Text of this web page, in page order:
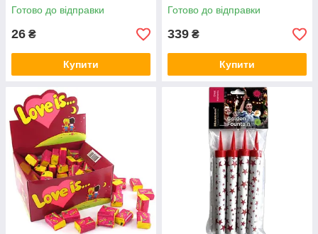
Готово до відправки
26 ₴
Купити
Готово до відправки
339 ₴
Купити